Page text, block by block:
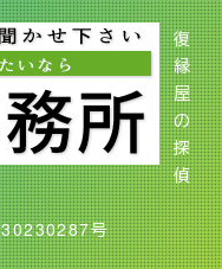
復
縁
屋
の
探
偵
30230287号